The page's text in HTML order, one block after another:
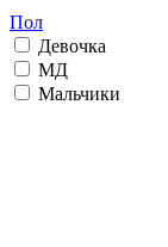
Пол
Девочка
МД
Мальчики